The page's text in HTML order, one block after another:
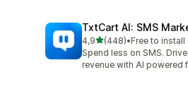
TxtCart AI: SMS
4,9z 5 hvězd
(448)
Celkový počet recenzí:
•Free to install
Spend less on SMS.
revenue with AI powered